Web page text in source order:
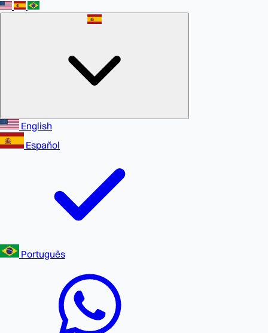
English
Español
Português